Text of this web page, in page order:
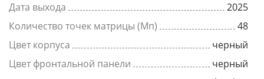
Дата выхода
2025
Количество точек матрицы (Мп)
48
Цвет корпуса
черный
Цвет фронтальной панели
черный